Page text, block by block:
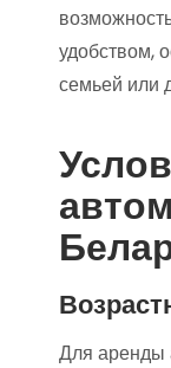
удобством,
семьей или
Для аренды